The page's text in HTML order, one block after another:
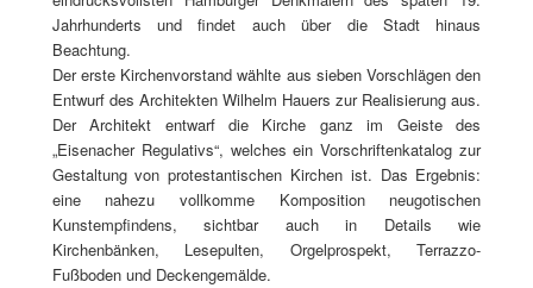
Jahrhunderts und findet auch über die Stadt hinaus
Beachtung.
Der erste Kirchenvorstand wählte aus sieben Vorschlägen den
Entwurf des Architekten Wilhelm Hauers zur Realisierung aus.
Der Architekt entwarf die Kirche ganz im Geiste des
„Eisenacher Regulativs“, welches ein Vorschriftenkatalog zur
Gestaltung von protestantischen Kirchen ist. Das Ergebnis:
eine nahezu vollkomme Komposition neugotischen
Kunstempfindens, sichtbar auch in Details wie
Kirchenbänken, Lesepulten, Orgelprospekt, Terrazzo-
Fußboden und Deckengemälde.